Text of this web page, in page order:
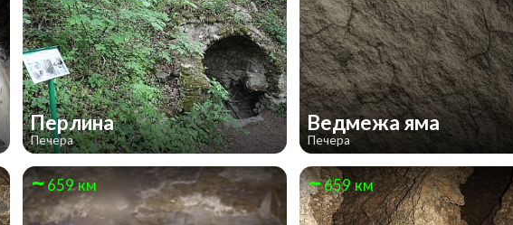
Перлина
Печера
Ведмежа яма
Печера
659 км 659 км